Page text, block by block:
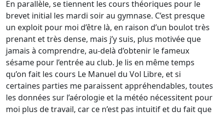
En parallèle, se tiennent les cours théoriques pour le
brevet initial les mardi soir au gymnase. C’est presque
un exploit pour moi d’être là, en raison d’un boulot très
prenant et très dense, mais j’y suis, plus motivée que
jamais à comprendre, au-delà d’obtenir le fameux
sésame pour l’entrée au club. Je lis en même temps
qu’on fait les cours Le Manuel du Vol Libre, et si
certaines parties me paraissent appréhendables, toutes
les données sur l’aérologie et la météo nécessitent pour
moi plus de travail, car ce n’est pas intuitif et du fait que